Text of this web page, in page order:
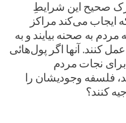
درک صحیح این شرایطِ
ایجاب می‌کند مراکز
به صحنه بیایند و به
کنند. آنها اگر پول‌هائی
برای نجات مردم
فلسفه وجودیشان را
کنند؟